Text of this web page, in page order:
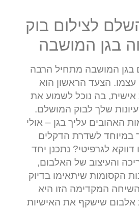
לצילום בוק
בגן המושבה
בגן המושבה מתחיל הרבה
עצמו. הצעד הראשון הוא
אישית, בה נוכל לשמוע את
שלך לבוק המושלם.
האהובים עליך בגן – אולי
לשדרת הדקלים
לגרפיטי? נתכנן יחד
והעיצוב של האלבום,
הקסומות שיתאימו בדיוק
המקדימה הזו היא
אלבום שישקף את האישיות